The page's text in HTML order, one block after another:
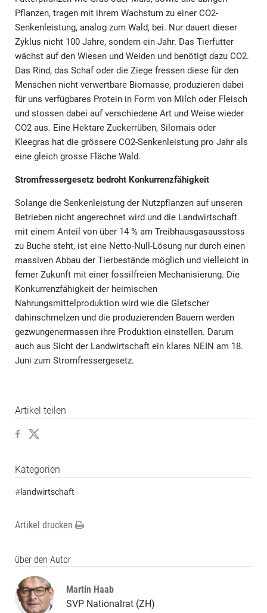
Pflanzen, tragen mit ihrem Wachstum zu einer CO2-
Senkenleistung, analog zum Wald, bei. Nur dauert dieser
Zyklus nicht 100 Jahre, sondern ein Jahr. Das Tierfutter
wächst auf den Wiesen und Weiden und benötigt dazu CO2.
Das Rind, das Schaf oder die Ziege fressen diese für den
Menschen nicht verwertbare Biomasse, produzieren dabei
für uns verfügbares Protein in Form von Milch oder Fleisch
und stossen dabei auf verschiedene Art und Weise wieder
CO2 aus. Eine Hektare Zuckerrüben, Silomais oder
Kleegras hat die grössere CO2-Senkenleistung pro Jahr als
eine gleich grosse Fläche Wald.
Stromfressergesetz bedroht Konkurrenzfähigkeit
Solange die Senkenleistung der Nutzpflanzen auf unseren
Betrieben nicht angerechnet wird und die Landwirtschaft
mit einem Anteil von über 14 % am Treibhausgasausstoss
zu Buche steht, ist eine Netto-Null-Lösung nur durch einen
massiven Abbau der Tierbestände möglich und vielleicht in
ferner Zukunft mit einer fossilfreien Mechanisierung. Die
Konkurrenzfähigkeit der heimischen
Nahrungsmittelproduktion wird wie die Gletscher
dahinschmelzen und die produzierenden Bauern werden
gezwungenermassen ihre Produktion einstellen. Darum
auch aus Sicht der Landwirtschaft ein klares NEIN am 18.
Juni zum Stromfressergesetz.
Artikel teilen
Kategorien
#landwirtschaft
Artikel drucken
über den Autor
Martin Haab
SVP Nationalrat (ZH)